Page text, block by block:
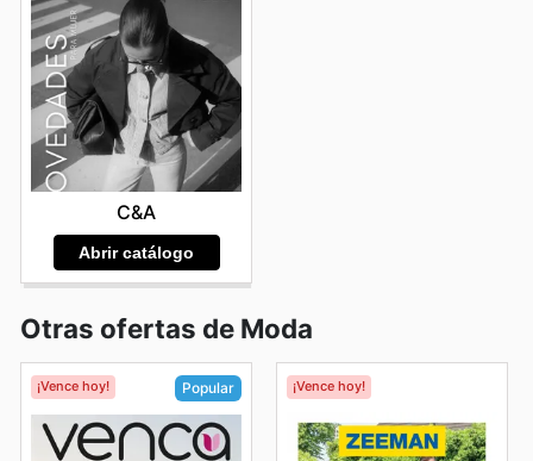
C&A
Abrir catálogo
Otras ofertas de Moda
¡Vence hoy! Popular ¡Vence hoy!